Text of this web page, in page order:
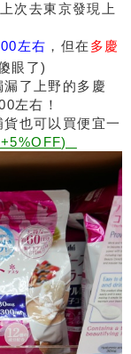
次去東京發現上
左右 ，但在 多慶
眼了)
了上野的多慶
左右！
也可以買便宜一
+5%OFF)